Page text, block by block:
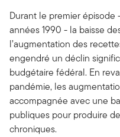
Durant le premier
années 1990 - la baisse
l’augmentation des
engendré un déclin
budgétaire fédéral. En
pandémie, les
accompagnée avec une
publiques pour produire
chroniques.